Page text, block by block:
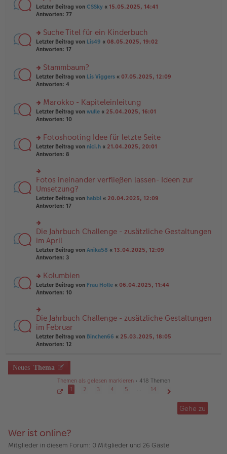
a
g
n
er
tr
a
g
n
g
el
e
n
er
tr
a
g
rs
te
n
g
el
e
n
er
tr
a
g
Letzter Beitrag von CSSky « 15.05.2025, 14:41
Antworten: 77
rs
te
n
g
el
e
n
er
tr
a
g
Suche Titel für ein Kinderbuch
Letzter Beitrag von Lis49 « 08.05.2025, 19:02
Antworten: 17
rs
te
n
g
el
e
n
er
tr
a
g
Stammbaum?
Letzter Beitrag von Lis Viggers « 07.05.2025, 12:09
Antworten: 4
rs
te
n
g
el
e
n
er
B
ei
tr
g
Marokko - Kapiteleinleitung
Letzter Beitrag von wulle « 25.04.2025, 16:01
Antworten: 10
rs
te
u
n
g
el
es
e
er
B
ei
tr
a
g
Fotoshooting Idee für letzte Seite
Letzter Beitrag von nici.h « 21.04.2025, 20:01
Antworten: 8
rs
te
r
u
n
el
es
e
n
er
tr
a
g
Fotos ineinander verfließen lassen- Ideen zur
Umsetzung?
Letzter Beitrag von habbl « 20.04.2025, 12:09
Antworten: 17
rs
te
r
u
n
el
es
e
er
B
ei
tr
a
g
Die Jahrbuch Challenge - zusätzliche Gestaltungen
im April
Letzter Beitrag von Anika58 « 13.04.2025, 12:09
Antworten: 3
rs
te
u
n
g
el
es
e
er
B
ei
Kolumbien
Letzter Beitrag von Frau Holle « 06.04.2025, 11:44
Antworten: 10
rs
te
r
u
n
el
es
g
Die Jahrbuch Challenge - zusätzliche Gestaltungen
im Februar
Letzter Beitrag von Binchen66 « 25.03.2025, 18:05
Antworten: 12
Neues Thema
Themen als gelesen markieren• 418 Themen
v
o
n
1
1 2 3 4 5 …
14
Gehe zu
Wer ist online?
Mitglieder in diesem Forum: 0 Mitglieder und 26 Gäste